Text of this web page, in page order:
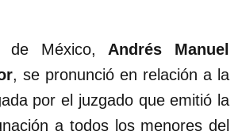
de México, Andrés Manuel
, se pronunció en relación a la
por el juzgado que emitió la
a todos los menores del